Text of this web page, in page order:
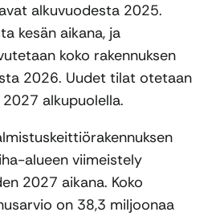
alkuvuodesta 2025.
kesän aikana, ja
koko rakennuksen
2026. Uudet tilat otetaan
alkupuolella.
alueen viimeistely
2027 aikana. Koko
on 38,3 miljoonaa